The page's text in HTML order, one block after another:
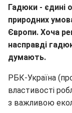
Гадюки - єдині
природних
Європи. Хоча
насправді
думають.
РБК-Україна
властивості
з важливою